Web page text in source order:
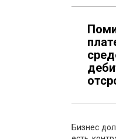
Бизнес